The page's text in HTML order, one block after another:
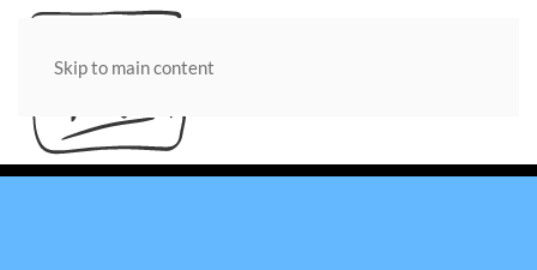
Skip to main content